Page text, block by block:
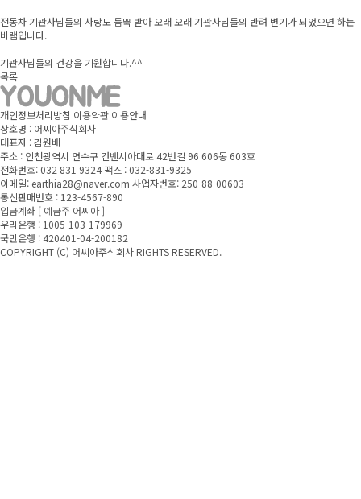
전동차 기관사님들의 사랑도 듬뿍 받아 오래 오래 기관사님들의 반려 변기가 되었으면 하는
바램입니다.
기관사님들의 건강을 기원합니다.^^
목록
개인정보처리방침 이용약관 이용안내
상호명 : 어씨아주식회사
대표자 : 김원배
주소 : 인천광역시 연수구 컨벤시아대로 42번길 96 606동 603호
전화번호: 032 831 9324 팩스 : 032-831-9325
이메일: earthia28@naver.com 사업자번호: 250-88-00603
통신판매번호 : 123-4567-890
입금계좌 [ 예금주 어씨아 ]
우리은행 : 1005-103-179969
국민은행 : 420401-04-200182
COPYRIGHT (C) 어씨아주식회사 RIGHTS RESERVED.